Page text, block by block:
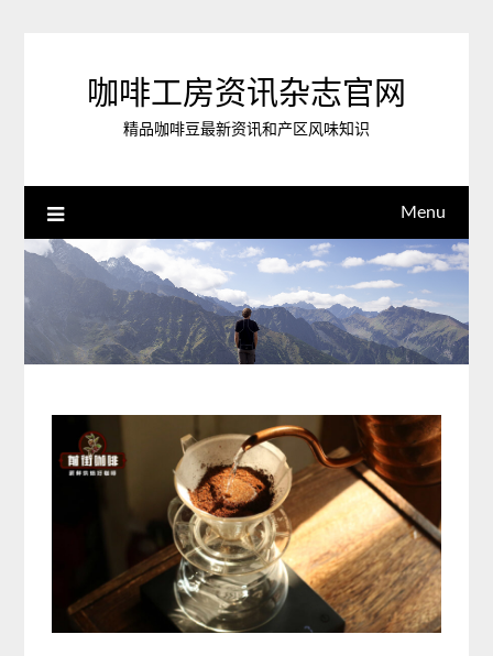
咖啡工房资讯杂志官网
精品咖啡豆最新资讯和产区风味知识
Menu